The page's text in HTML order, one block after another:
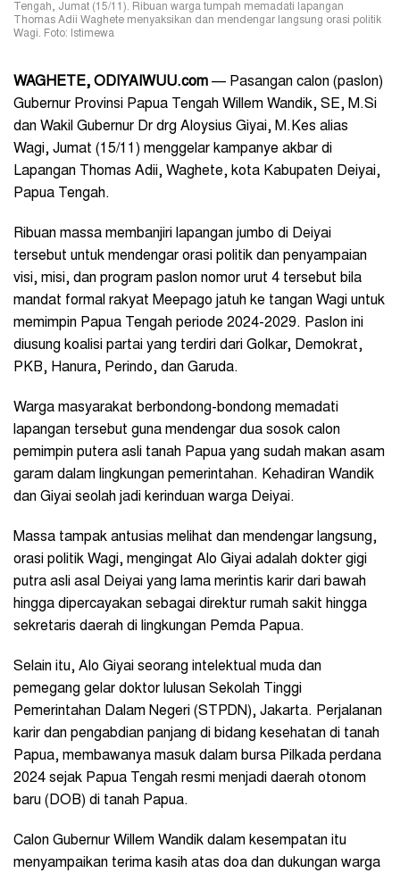
Tengah, Jumat (15/11). Ribuan warga tumpah memadati lapangan
Thomas Adii Waghete menyaksikan dan mendengar langsung orasi politik
Wagi. Foto: Istimewa
WAGHETE, ODIYAIWUU.com — Pasangan calon (paslon)
Gubernur Provinsi Papua Tengah Willem Wandik, SE, M.Si
dan Wakil Gubernur Dr drg Aloysius Giyai, M.Kes alias
Wagi, Jumat (15/11) menggelar kampanye akbar di
Lapangan Thomas Adii, Waghete, kota Kabupaten Deiyai,
Papua Tengah.
Ribuan massa membanjiri lapangan jumbo di Deiyai
tersebut untuk mendengar orasi politik dan penyampaian
visi, misi, dan program paslon nomor urut 4 tersebut bila
mandat formal rakyat Meepago jatuh ke tangan Wagi untuk
memimpin Papua Tengah periode 2024-2029. Paslon ini
diusung koalisi partai yang terdiri dari Golkar, Demokrat,
PKB, Hanura, Perindo, dan Garuda.
Warga masyarakat berbondong-bondong memadati
lapangan tersebut guna mendengar dua sosok calon
pemimpin putera asli tanah Papua yang sudah makan asam
garam dalam lingkungan pemerintahan. Kehadiran Wandik
dan Giyai seolah jadi kerinduan warga Deiyai.
Massa tampak antusias melihat dan mendengar langsung,
orasi politik Wagi, mengingat Alo Giyai adalah dokter gigi
putra asli asal Deiyai yang lama merintis karir dari bawah
hingga dipercayakan sebagai direktur rumah sakit hingga
sekretaris daerah di lingkungan Pemda Papua.
Selain itu, Alo Giyai seorang intelektual muda dan
pemegang gelar doktor lulusan Sekolah Tinggi
Pemerintahan Dalam Negeri (STPDN), Jakarta. Perjalanan
karir dan pengabdian panjang di bidang kesehatan di tanah
Papua, membawanya masuk dalam bursa Pilkada perdana
2024 sejak Papua Tengah resmi menjadi daerah otonom
baru (DOB) di tanah Papua.
Calon Gubernur Willem Wandik dalam kesempatan itu
menyampaikan terima kasih atas doa dan dukungan warga